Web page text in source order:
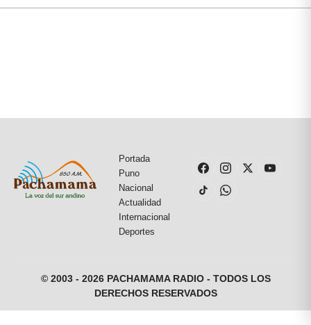
Portada
Puno
Nacional
Actualidad
Internacional
Deportes
© 2003 - 2026 PACHAMAMA RADIO - TODOS LOS
DERECHOS RESERVADOS